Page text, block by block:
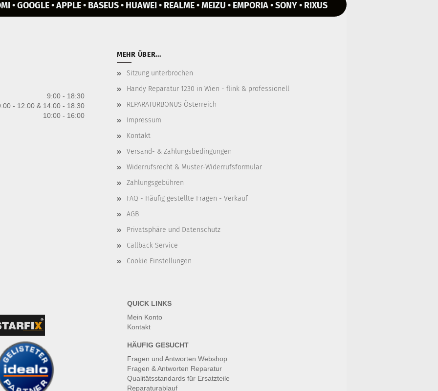
• GOOGLE • APPLE • BASEUS • HUAWEI • REALME • MEIZU • EMPORIA • SONY • RIXUS
9:00 - 18:30
- 12:00 & 14:00 - 18:30
10:00 - 16:00
MEHR ÜBER...
Sitzung unterbrochen
Handy Reparatur 1230 in Wien - flink & professionell
REPARATURBONUS Österreich
Impressum
Kontakt
Versand- & Zahlungsbedingungen
Widerrufsrecht & Muster-Widerrufsformular
Zahlungsgebühren
FAQ - Häufig gestellte Fragen - Verkauf
AGB
Privatsphäre und Datenschutz
Callback Service
Cookie Einstellungen
QUICK LINKS
Mein Konto
Kontakt
HÄUFIG GESUCHT
Fragen und Antworten Webshop
Fragen & Antworten Reparatur
Qualitätsstandards für Ersatzteile
Reparaturablauf